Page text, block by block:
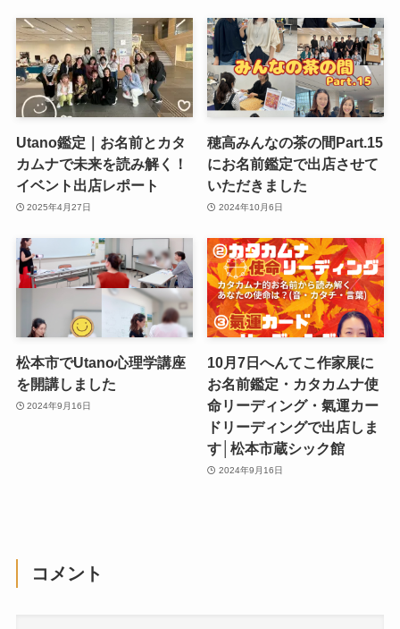
Utano鑑定｜お名前とカタ
カムナで未来を読み解く！
イベント出店レポート
2025年4月27日
穂高みんなの茶の間Part.15
にお名前鑑定で出店させて
いただきました
2024年10月6日
松本市でUtano心理学講座
を開講しました
2024年9月16日
10月7日へんてこ作家展に
お名前鑑定・カタカムナ使
命リーディング・氣運カー
ドリーディングで出店しま
す│松本市蔵シック館
2024年9月16日
コメント